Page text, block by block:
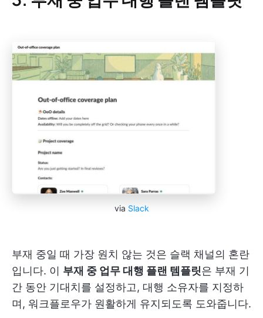
via Slack
부재 중일 때 가장 원치 않는 것은 슬랙 채널의 혼란
입니다. 이 부재 중 업무 대행 플랜 템플릿은 부재 기
간 동안 기대치를 설정하고, 대행 소유자를 지정하
며, 워크플로우가 원활하게 유지되도록 도와줍니다.